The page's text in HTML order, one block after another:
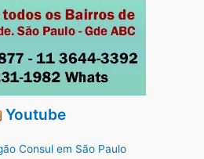
Youtube
Consul em São Paulo